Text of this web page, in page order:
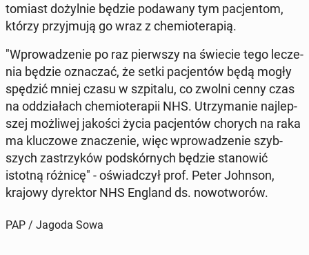
to­miast do­żyl­nie będzie po­da­wa­ny tym pa­cjen­tom,
którzy przyj­mu­ją go wraz z che­mio­te­ra­pią.
"Wpro­wa­dze­nie po raz pierw­szy na świecie tego le­cze­
nia będzie ozna­czać, że setki pa­cjen­tów będą mogły
spędzić mniej czasu w szpi­ta­lu, co zwolni cenny czas
na od­dzia­łach che­mio­te­ra­pii NHS. Utrzy­ma­nie naj­lep­
szej moż­li­wej jakości życia pa­cjen­tów chorych na raka
ma klu­czo­we zna­cze­nie, więc wpro­wa­dze­nie szyb­
szych za­strzy­ków pod­skór­nych będzie sta­no­wić
istotną różnicę" - oświad­czył prof. Peter Johnson,
krajowy dy­rek­tor NHS England ds. no­wo­two­rów.
PAP / Jagoda Sowa